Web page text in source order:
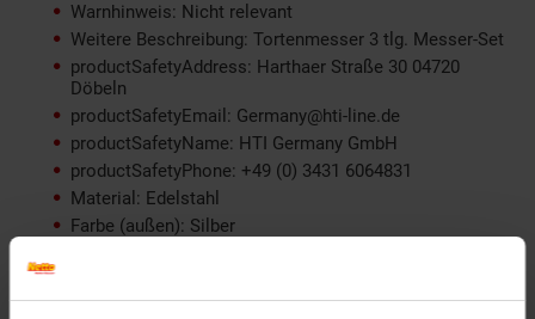
Warnhinweis: Nicht relevant
Weitere Beschreibung: Tortenmesser 3 tlg. Messer-Set
productSafetyAddress: Harthaer Straße 30 04720
Döbeln
productSafetyEmail: Germany@hti-line.de
productSafetyName: HTI Germany GmbH
productSafetyPhone: +49 (0) 3431 6064831
Material: Edelstahl
Farbe (außen): Silber